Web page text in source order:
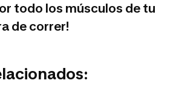
todo los músculos de tu
de correr!